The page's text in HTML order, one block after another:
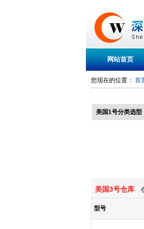
网站首页
您现在的位置： 首
美国1号分类选型
美国3号仓库
型号